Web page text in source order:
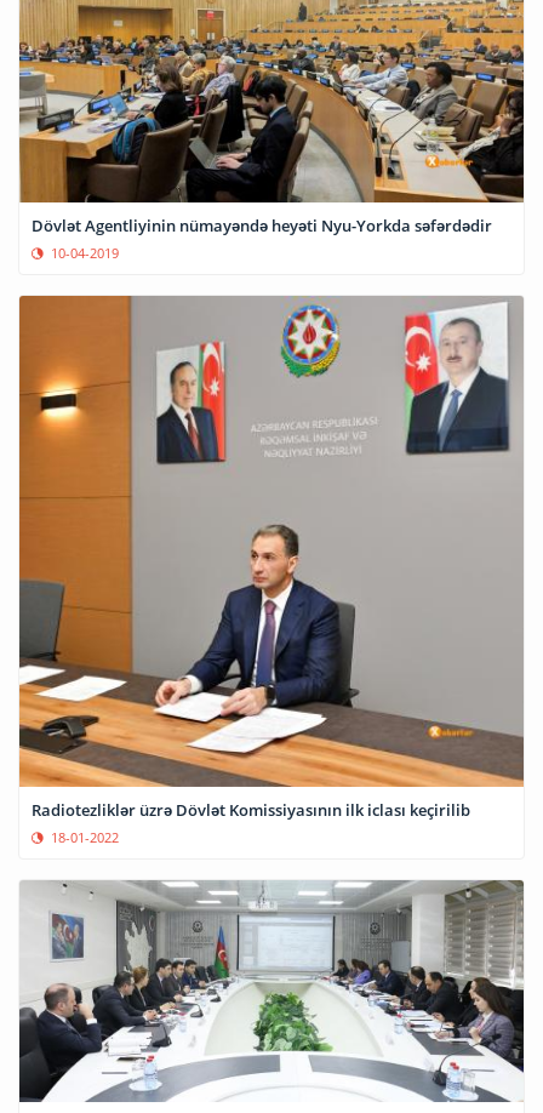
Dövlət Agentliyinin nümayəndə heyəti Nyu-Yorkda səfərdədir
10-04-2019
Radiotezliklər üzrə Dövlət Komissiyasının ilk iclası keçirilib
18-01-2022